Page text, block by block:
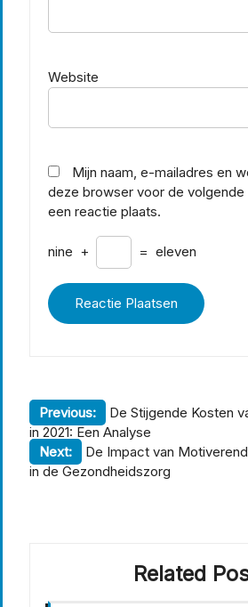
Website
Mijn naam, e-mailadres en
deze browser voor de volgende
een reactie plaats.
nine + = eleven
Berichtnavigatie
Previous:
De Stijgende Kosten
in 2021: Een Analyse
Next:
De Impact van
in de Gezondheidszorg
Related